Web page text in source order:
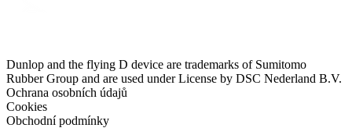
Dunlop and the flying D device are trademarks of Sumitomo
Rubber Group and are used under License by DSC Nederland B.V.
Ochrana osobních údajů
Cookies
Obchodní podmínky